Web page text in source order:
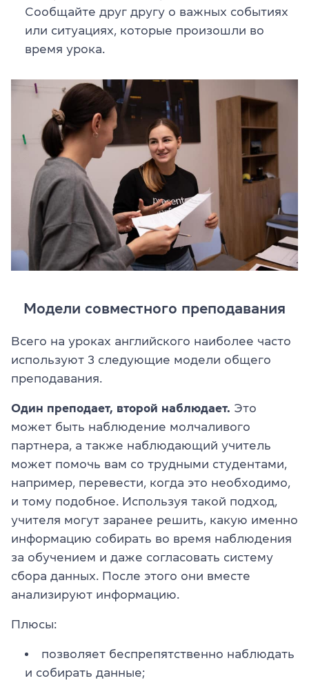
Сообщайте друг другу о важных событиях
или ситуациях, которые произошли во
время урока.
Модели совместного преподавания
Всего на уроках английского наиболее часто
используют 3 следующие модели общего
преподавания.
Один преподает, второй наблюдает. Это
может быть наблюдение молчаливого
партнера, а также наблюдающий учитель
может помочь вам со трудными студентами,
например, перевести, когда это необходимо,
и тому подобное. Используя такой подход,
учителя могут заранее решить, какую именно
информацию собирать во время наблюдения
за обучением и даже согласовать систему
сбора данных. После этого они вместе
анализируют информацию.
Плюсы:
позволяет беспрепятственно наблюдать
и собирать данные;